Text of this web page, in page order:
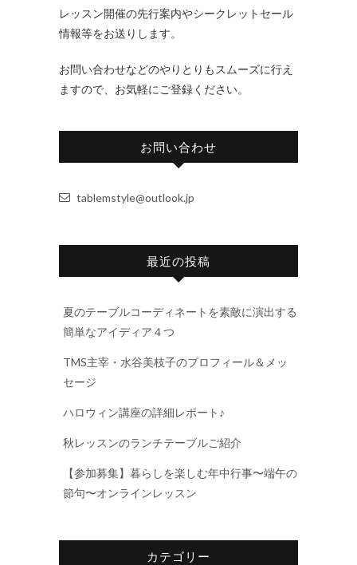
レッスン開催の先行案内やシークレットセール
情報等をお送りします。
お問い合わせなどのやりとりもスムーズに行え
ますので、お気軽にご登録ください。
お問い合わせ
tablemstyle@outlook.jp
最近の投稿
夏のテーブルコーディネートを素敵に演出する
簡単なアイディア４つ
TMS主宰・水谷美枝子のプロフィール＆メッ
セージ
ハロウィン講座の詳細レポート♪
秋レッスンのランチテーブルご紹介
【参加募集】暮らしを楽しむ年中行事〜端午の
節句〜オンラインレッスン
カテゴリー